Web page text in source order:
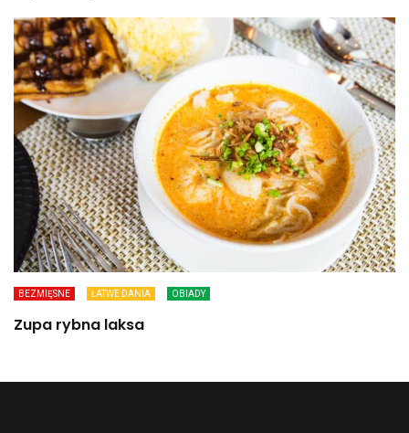
BEZMIĘSNE ŁATWE DANIA OBIADY
Zupa rybna laksa